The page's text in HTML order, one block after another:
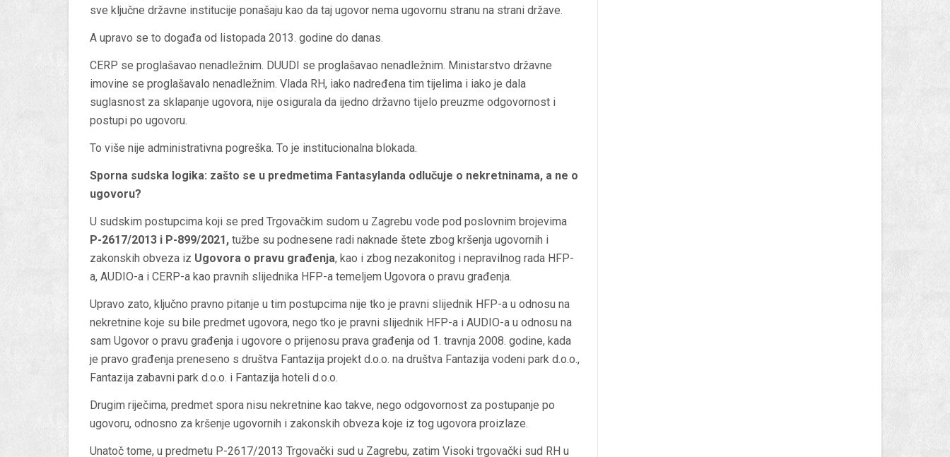
sve ključne državne institucije ponašaju kao da taj ugovor nema ugovornu stranu na strani države.
A upravo se to događa od listopada 2013. godine do danas.
CERP se proglašavao nenadležnim. DUUDI se proglašavao nenadležnim. Ministarstvo državne
imovine se proglašavalo nenadležnim. Vlada RH, iako nadređena tim tijelima i iako je dala
suglasnost za sklapanje ugovora, nije osigurala da ijedno državno tijelo preuzme odgovornost i
postupi po ugovoru.
To više nije administrativna pogreška. To je institucionalna blokada.
Sporna sudska logika: zašto se u predmetima Fantasylanda odlučuje o nekretninama, a ne o
ugovoru?
U sudskim postupcima koji se pred Trgovačkim sudom u Zagrebu vode pod poslovnim brojevima
P-2617/2013 i P-899/2021, tužbe su podnesene radi naknade štete zbog kršenja ugovornih i
zakonskih obveza iz Ugovora o pravu građenja, kao i zbog nezakonitog i nepravilnog rada HFP-
a, AUDIO-a i CERP-a kao pravnih slijednika HFP-a temeljem Ugovora o pravu građenja.
Upravo zato, ključno pravno pitanje u tim postupcima nije tko je pravni slijednik HFP-a u odnosu na
nekretnine koje su bile predmet ugovora, nego tko je pravni slijednik HFP-a i AUDIO-a u odnosu na
sam Ugovor o pravu građenja i ugovore o prijenosu prava građenja od 1. travnja 2008. godine, kada
je pravo građenja preneseno s društva Fantazija projekt d.o.o. na društva Fantazija vodeni park d.o.o.,
Fantazija zabavni park d.o.o. i Fantazija hoteli d.o.o.
Drugim riječima, predmet spora nisu nekretnine kao takve, nego odgovornost za postupanje po
ugovoru, odnosno za kršenje ugovornih i zakonskih obveza koje iz tog ugovora proizlaze.
Unatoč tome, u predmetu P-2617/2013 Trgovački sud u Zagrebu, zatim Visoki trgovački sud RH u